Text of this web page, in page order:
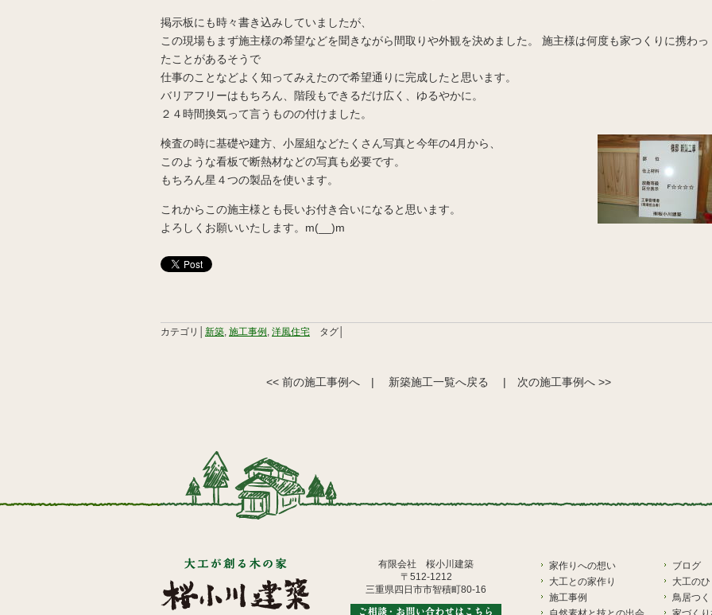
掲示板にも時々書き込みしていましたが、
この現場もまず施主様の希望などを聞きながら間取りや外観を決めました。 施主様は何度も家つくりに携わっ
たことがあるそうで
仕事のことなどよく知ってみえたので希望通りに完成したと思います。
バリアフリーはもちろん、階段もできるだけ広く、ゆるやかに。
２４時間換気って言うものの付けました。
検査の時に基礎や建方、小屋組などたくさん写真と今年の4月から、
このような看板で断熱材などの写真も必要です。
もちろん星４つの製品を使います。
これからこの施主様とも長いお付き合いになると思います。
よろしくお願いいたします。m(__)m
カテゴリ│ 新築, 施工事例, 洋風住宅 タグ│
<< 前の施工事例へ | 新築施工一覧へ戻る | 次の施工事例へ >>
有限会社 桜小川建築
〒512-1212
三重県四日市市智積町80-16
家作りへの想い
大工との家作り
施工事例
ブログ
大工の
鳥居つ